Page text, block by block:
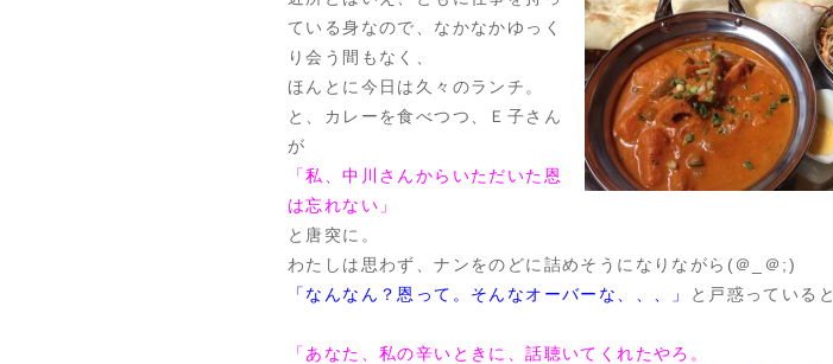
ている身なので、なかなかゆっく
り会う間もなく、
ほんとに今日は久々のランチ。
と、カレーを食べつつ、Ｅ子さん
が
「私、中川さんからいただいた恩
は忘れない」
と唐突に。
わたしは思わず、ナンをのどに詰めそうになりながら(＠_＠;)
「なんなん？恩って。そんなオーバーな、、、」
と戸惑っていると
「あなた、私の辛いときに、話聴いてくれたやろ。